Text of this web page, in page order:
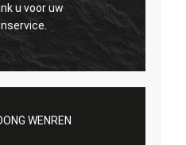
dank u voor uw
klantenservice.
WENREN